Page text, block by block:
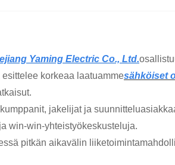
Yaming Electric Co., Ltd.
korkeaa laatuammesähköiset
jakelijat ja
win-win-yhteistyökeskusteluja.
pitkän aikavälin